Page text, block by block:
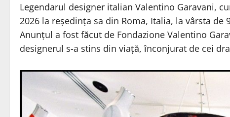
Legendarul designer italian Valentino Garavani,
2026 la reședința sa din Roma, Italia, la vârsta de
Anunțul a fost făcut de Fondazione Valentino
designerul s-a stins din viață, înconjurat de cei